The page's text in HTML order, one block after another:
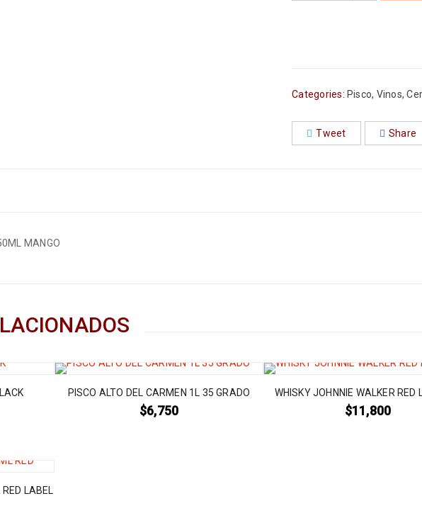
Categories: Pisco, Vinos,
Tweet Share
MANGO
PISCO ALTO DEL CARMEN 1L 35 GRADO
$6,750
WHISKY JOHNNIE WALKER RED
$11,800
LABEL